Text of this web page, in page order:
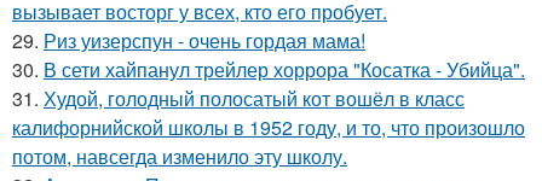
вызывает восторг у всех, кто его пробует.
29. Риз уизерспун - очень гордая мама!
30. В сети хайпанул трейлер хоррора "Косатка - Убийца".
31. Худой, голодный полосатый кот вошёл в класс
калифорнийской школы в 1952 году, и то, что произошло
потом, навсегда изменило эту школу.